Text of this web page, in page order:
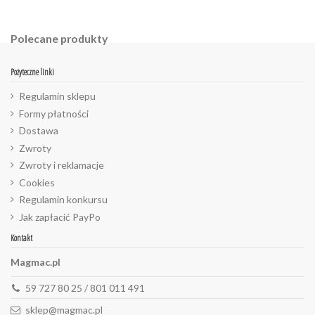
Polecane produkty
Pożyteczne linki
Regulamin sklepu
Formy płatności
Dostawa
Zwroty
Zwroty i reklamacje
Cookies
Regulamin konkursu
Jak zapłacić PayPo
Kontakt
Magmac.pl
59 727 80 25 / 801 011 491
sklep@magmac.pl